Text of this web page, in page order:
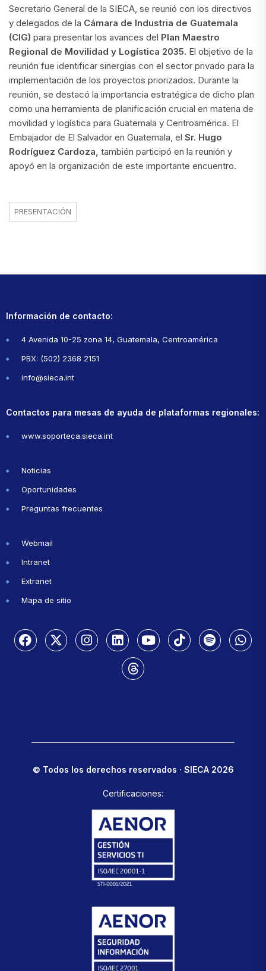
Secretario General de la SIECA, se reunió con los directivos
y delegados de la Cámara de Industria de Guatemala
(CIG) para presentar los avances del Plan Maestro
Regional de Movilidad y Logística 2035. El objetivo de la
reunión fue identificar sinergias con el sector privado para la
implementación de los proyectos priorizados. Durante la
reunión, se destacó la importancia estratégica de dicho plan
como una herramienta de planificación crucial en materia de
movilidad y logística para Guatemala y Centroamérica. El
Embajador de El Salvador en Guatemala, el Sr. Hugo
Rodríguez Cardoza, también participó en la reunión y
apoyó en la organización de este importante encuentro.
PRESENTACIÓN
Información de contacto:
4 Avenida 10-25 zona 14, Guatemala, Centroamérica
PBX: (502) 2368 2151
info@sieca.int
Contactos para mesas de ayuda de plataformas regionales:
www.soporteca.sieca.int
Noticias
Oportunidades
Preguntas frecuentes
Webmail
Intranet
Extranet
Mapa de sitio
© Todos los derechos reservados · SIECA 2026
Certificaciones: